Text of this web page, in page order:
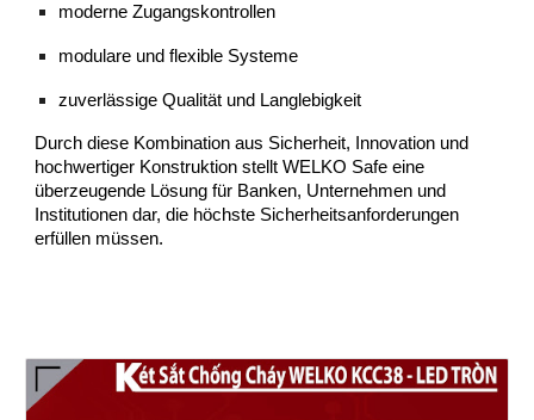
moderne Zugangskontrollen
modulare und flexible Systeme
zuverlässige Qualität und Langlebigkeit
Durch diese Kombination aus Sicherheit, Innovation und
hochwertiger Konstruktion stellt WELKO Safe eine
überzeugende Lösung für Banken, Unternehmen und
Institutionen dar, die höchste Sicherheitsanforderungen
erfüllen müssen.